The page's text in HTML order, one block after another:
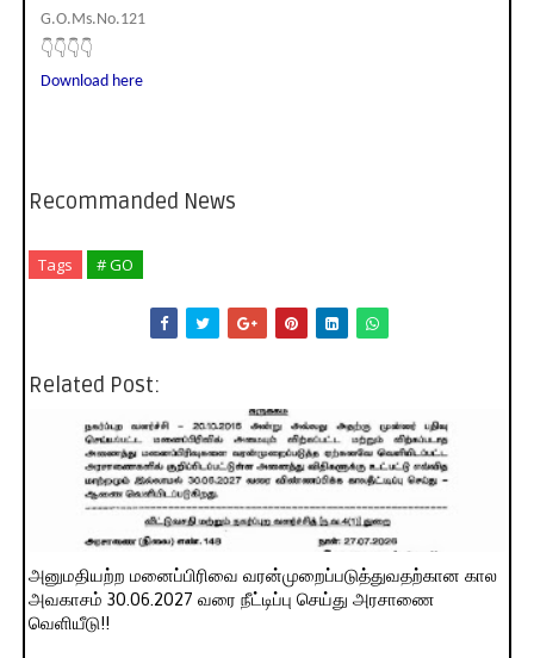
G.O.Ms.No.121
👇👇👇👇
Download here
Recommanded News
Tags # GO
Related Post:
அனுமதியற்ற மனைப்பிரிவை வரன்முறைப்படுத்துவதற்கான கால
அவகாசம் 30.06.2027 வரை நீட்டிப்பு செய்து அரசாணை
வெளியீடு!!